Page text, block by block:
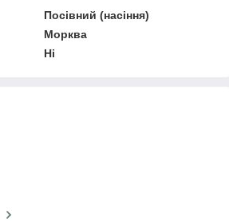
Посівний (насіння)
Морква
Ні